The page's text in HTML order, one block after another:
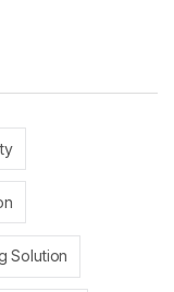
Solution